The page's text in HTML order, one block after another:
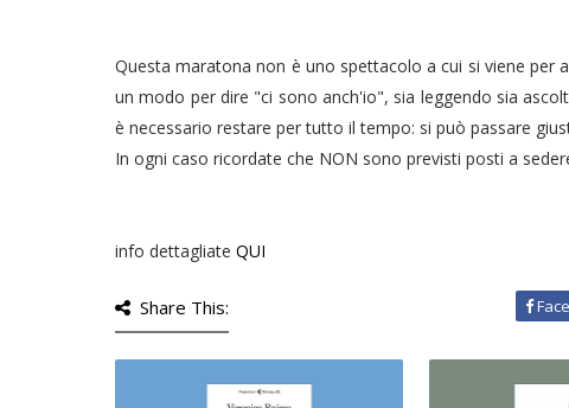
Questa maratona non è uno spettacolo a cui si viene per
un modo per dire "ci sono anch'io", sia leggendo sia
è necessario restare per tutto il tempo: si può passare
In ogni caso ricordate che NON sono previsti posti a
info dettagliate QUI
Share This: